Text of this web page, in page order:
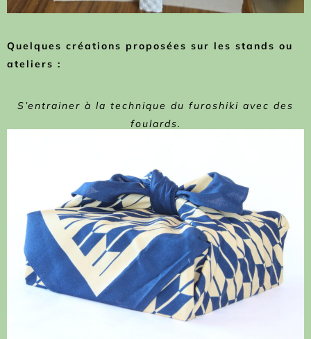
Quelques créations proposées sur les stands ou
ateliers :
S’entrainer à la technique du furoshiki avec des
foulards.